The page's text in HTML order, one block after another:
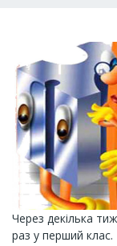
Через декілька
раз у перший